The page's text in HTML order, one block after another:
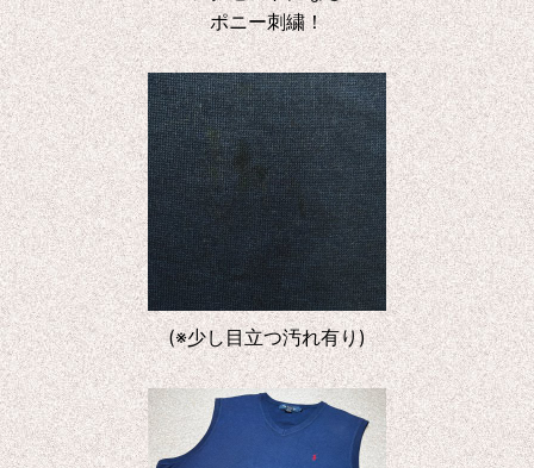
ポニー刺繍！
(※少し目立つ汚れ有り)